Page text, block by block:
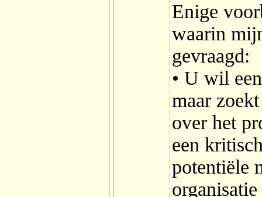
Enige
waarin
gevraagd:
• U wil
maar
over het
een
potentiële